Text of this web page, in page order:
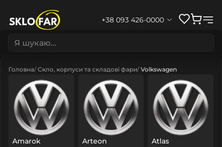
+38 093 426-0000
Головна Скло, корпуси та складові фари Volkswagen
Amarok Arteon Atlas